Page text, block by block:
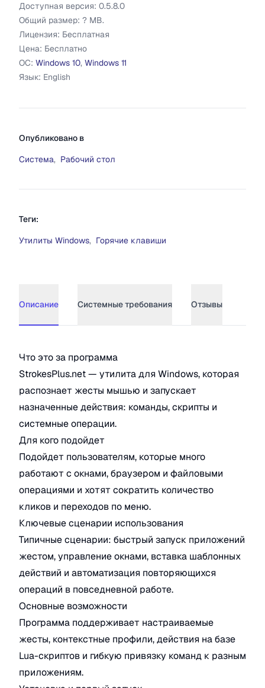
Доступная версия: 0.5.8.0
Общий размер: ? MB.
Лицензия: Бесплатная
Цена: Бесплатно
ОС: Windows 10, Windows 11
Язык: English
Опубликовано в
Система, Рабочий стол
Теги:
Утилиты Windows, Горячие клавиши
Описание Системные требования Отзывы
Описание StrokesPlus.net
Что это за программа
StrokesPlus.net — утилита для Windows, которая
распознает жесты мышью и запускает
назначенные действия: команды, скрипты и
системные операции.
Для кого подойдет
Подойдет пользователям, которые много
работают с окнами, браузером и файловыми
операциями и хотят сократить количество
кликов и переходов по меню.
Ключевые сценарии использования
Типичные сценарии: быстрый запуск приложений
жестом, управление окнами, вставка шаблонных
действий и автоматизация повторяющихся
операций в повседневной работе.
Основные возможности
Программа поддерживает настраиваемые
жесты, контекстные профили, действия на базе
Lua-скриптов и гибкую привязку команд к разным
приложениям.